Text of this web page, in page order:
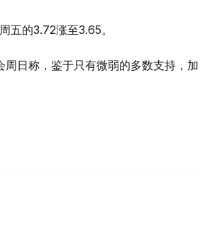
五的3.72涨至3.65。
日称，鉴于只有微弱的多数支持，加